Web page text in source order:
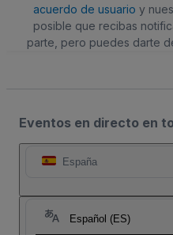
acuerdo de usuario y
posible que recibas
parte, pero puedes darte
Eventos en directo en
España
Español (ES)